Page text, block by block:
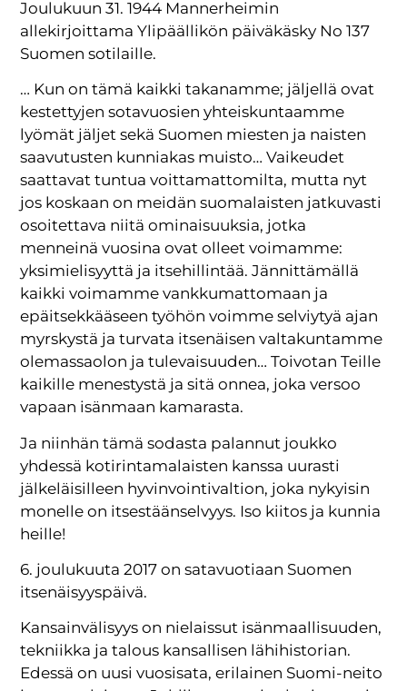
Joulukuun 31. 1944 Mannerheimin
allekirjoittama Ylipäällikön päiväkäsky No 137
Suomen sotilaille.
… Kun on tämä kaikki takanamme; jäljellä ovat
kestettyjen sotavuosien yhteiskuntaamme
lyömät jäljet sekä Suomen miesten ja naisten
saavutusten kunniakas muisto… Vaikeudet
saattavat tuntua voittamattomilta, mutta nyt
jos koskaan on meidän suomalaisten jatkuvasti
osoitettava niitä ominaisuuksia, jotka
menneinä vuosina ovat olleet voimamme:
yksimielisyyttä ja itsehillintää. Jännittämällä
kaikki voimamme vankkumattomaan ja
epäitsekkääseen työhön voimme selviytyä ajan
myrskystä ja turvata itsenäisen valtakuntamme
olemassaolon ja tulevaisuuden… Toivotan Teille
kaikille menestystä ja sitä onnea, joka versoo
vapaan isänmaan kamarasta.
Ja niinhän tämä sodasta palannut joukko
yhdessä kotirintamalaisten kanssa uurasti
jälkeläisilleen hyvinvointivaltion, joka nykyisin
monelle on itsestäänselvyys. Iso kiitos ja kunnia
heille!
6. joulukuuta 2017 on satavuotiaan Suomen
itsenäisyyspäivä.
Kansainvälisyys on nielaissut isänmaallisuuden,
tekniikka ja talous kansallisen lähihistorian.
Edessä on uusi vuosisata, erilainen Suomi-neito